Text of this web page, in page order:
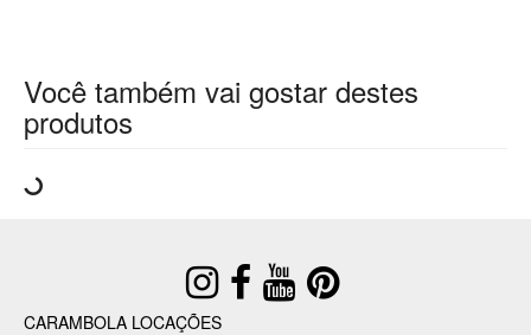
Você também vai gostar destes
produtos
CARAMBOLA LOCAÇÕES